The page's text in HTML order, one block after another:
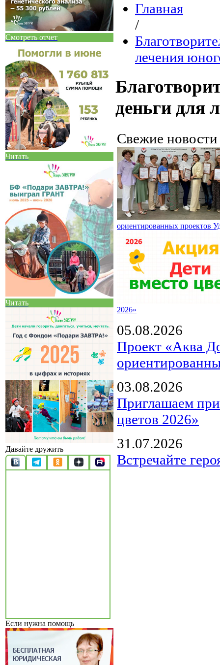
Смотреть отчет
Читать
Читать
Давайте дружить
Если нужна помощь
Главная
/
лечения
деньги для
Свежие
ориентированных проектов
2026»
05.08.2026
Проект «Аква
03.08.2026
Приглашаем
цветов 2026»
31.07.2026
Встречайте